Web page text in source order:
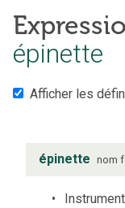
épinette
Afficher les
épinette nom